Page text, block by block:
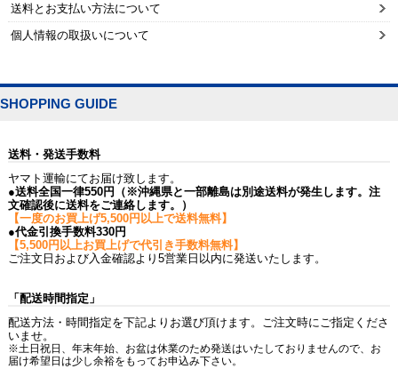
送料とお支払い方法について
個人情報の取扱いについて
SHOPPING GUIDE
送料・発送手数料
ヤマト運輸にてお届け致します。
●送料全国一律550円（※沖縄県と一部離島は別途送料が発生します。注
文確認後に送料をご連絡します。）
【一度のお買上げ5,500円以上で送料無料】
●代金引換手数料330円
【5,500円以上お買上げで代引き手数料無料】
ご注文日および入金確認より5営業日以内に発送いたします。
「配送時間指定」
配送方法・時間指定を下記よりお選び頂けます。ご注文時にご指定くださ
いませ。
※土日祝日、年末年始、お盆は休業のため発送はいたしておりませんので、お
届け希望日は少し余裕をもってお申込み下さい。